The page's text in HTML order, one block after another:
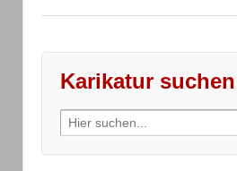
Karikatur suchen
Search
for: